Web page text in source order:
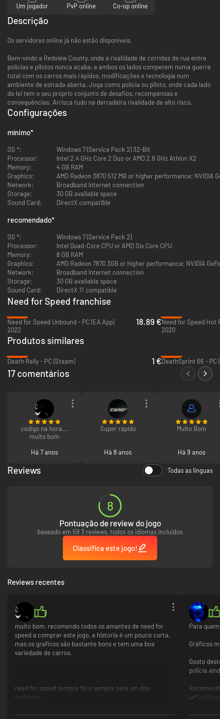
Um jogador PvP online Co-op online
Descrição
Os servidores online já não estão disponíveis.
Bem-vindo a Redview County, onde a rivalidade de corridas de rua entre
polícias e pilotos nunca acaba, e ambos os lados competem numa guerra
total com os carros mais rápidos, modificações e tecnologia num
ambiente de estrada aberta. Joga como polícia ou piloto, onde cada lado
da lei tem o seu próprio conjunto de desafios, recompensas e
consequências. Arrisca tudo na derradeira rivalidade de alto risco.
Configurações
mínimo*
OS *:
Windows 7 (Service Pack 2) 32-Bit
Processor:
Intel 2.4 GHz Core 2 Duo or AMD 2.8 GHz Athlon X2
Memory:
4 GB RAM
Graphics:
AMD Radeon 3870 512 MB or higher performance;
Network:
Broadband Internet connection
Storage:
30 GB available space
Sound Card:
DirectX compatible
recomendado*
OS *:
Windows 7 (Service Pack 2)
Processor:
Intel Quad-Core CPU or AMD Six Core CPU
Memory:
8 GB RAM
Graphics:
AMD Radeon 7870 3GB or higher performance; NVIDIA
Network:
Broadband Internet connection
Storage:
30 GB available space
Sound Card:
DirectX 11 compatible
Need for Speed franchise
Need for Speed Unbound - PC (EA App)
2022
18.89 €
2020
Produtos similares
Death Rally - PC (Steam)
1 €DeathSprint 66 - PC
17 comentários
codigo na hora...
muito bom
Há 7 anos
Super rápido
Há 8 anos
Muito Bom
Há 9 anos
Reviews Todas as línguas
8
Pontuação de review do jogo
baseado em 59 3 reviews, todos os idiomas incluídos
Classifica este jogo!
Reviews recentes
muito bom, recomendo todos os amantes de need for
speed a comprar este jogo, a historia é um pouco curta,
mas os graficos são bastante bons e tem uma boa
variedade de carros.
need for speed sempre foi e sempre será um dos
melhores
bons carros
Para
Gráficos
Gosto
policia
Graficos